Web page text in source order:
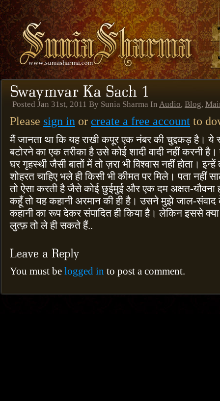
Posted Jan 31st, 2011 By Sunia Sharma In Audio, Blog,
Please sign in or create a free account to
मैं जानता था कि यह राखी कपूर एक नंबर की चुद्दकड़ है। ये
बटोरने का एक तरीका है उसे कोई शादी वादी नहीं करनी
घर गृहस्थी जैसी बातों में तो ज़रा भी विश्वास नहीं होता।
शोहरत चाहिए भले ही किसी भी कीमत पर मिले। पता नहीं
तो ऐसा करती है जैसे कोई छुईमुई और एक दम अक्षत-
कहूँ तो यह कहानी अरमान की ही है। उसने मुझे जाल-संवाद
कहानी का रूप देकर संपादित ही किया है। लेकिन इससे
लुत्फ़ तो ले ही सकते हैं..
You must be logged in to post a comment.